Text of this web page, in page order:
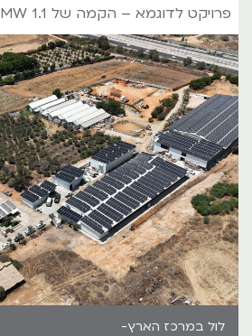
פרויקט לדוגמא – הקמה של 1.1 MW והחלפת גג
לול במרכז הארץ-